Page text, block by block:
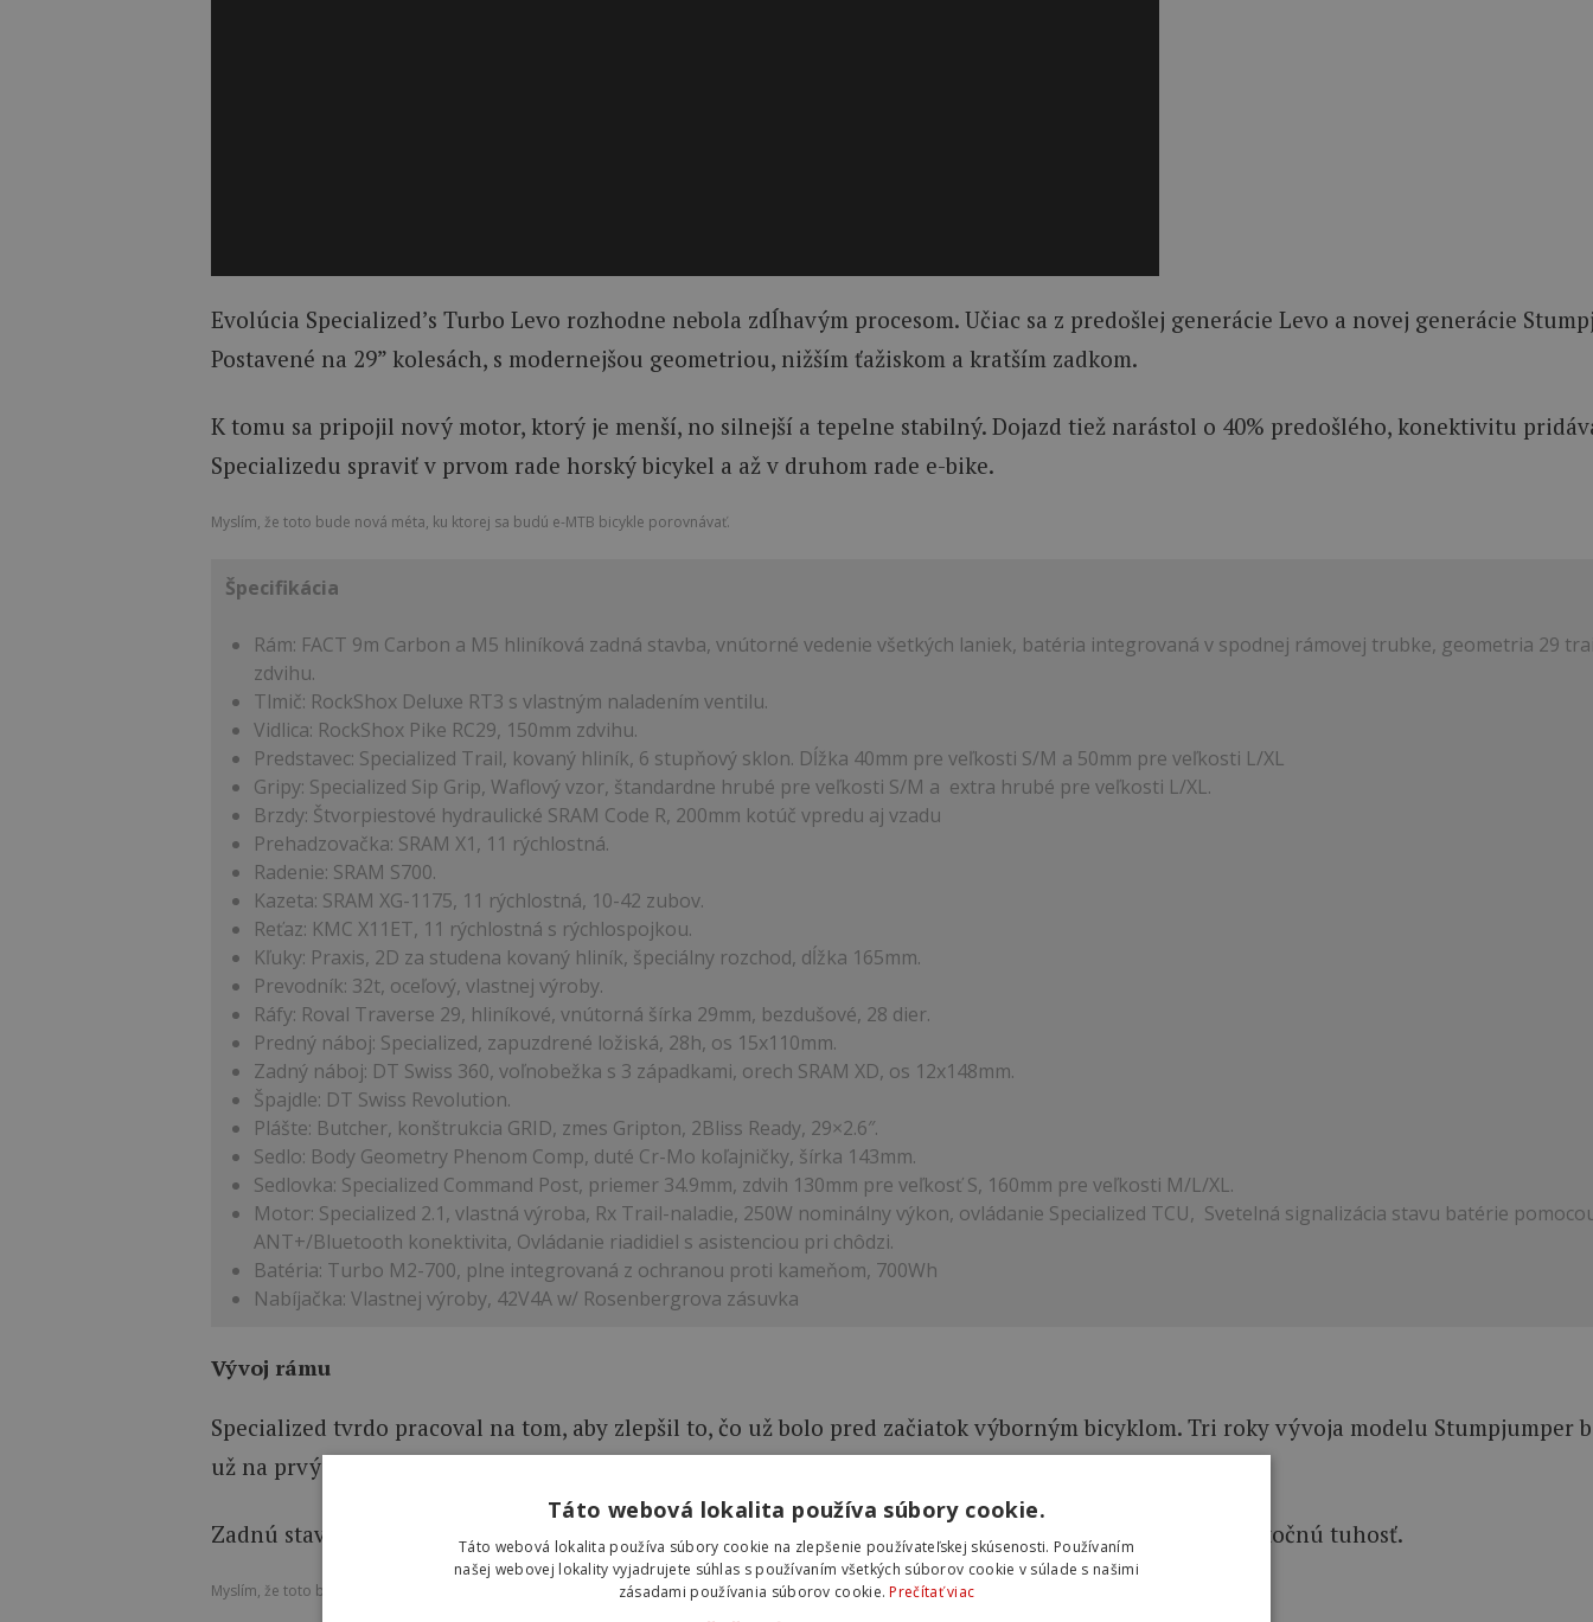
Evolúcia Specialized’s Turbo Levo rozhodne nebola zdĺhavým procesom. Učiac sa z predošlej generácie Levo a novej generácie
Postavené na 29” kolesách, s modernejšou geometriou, nižším ťažiskom a kratším zadkom.
K tomu sa pripojil nový motor, ktorý je menší, no silnejší a tepelne stabilný. Dojazd tiež narástol o 40% predošlého, konektivitu
Specializedu spraviť v prvom rade horský bicykel a až v druhom rade e-bike.
Myslím, že toto bude nová méta, ku ktorej sa budú e-MTB bicykle porovnávať.
Špecifikácia
Rám: FACT 9m Carbon a M5 hliníková zadná stavba, vnútorné vedenie všetkých laniek, batéria integrovaná v spodnej rámovej trubke, geometria 29
zdvihu.
Tlmič: RockShox Deluxe RT3 s vlastným naladením ventilu.
Vidlica: RockShox Pike RC29, 150mm zdvihu.
Predstavec: Specialized Trail, kovaný hliník, 6 stupňový sklon. Dĺžka 40mm pre veľkosti S/M a 50mm pre veľkosti L/XL
Gripy: Specialized Sip Grip, Waflový vzor, štandardne hrubé pre veľkosti S/M a extra hrubé pre veľkosti L/XL.
Brzdy: Štvorpiestové hydraulické SRAM Code R, 200mm kotúč vpredu aj vzadu
Prehadzovačka: SRAM X1, 11 rýchlostná.
Radenie: SRAM S700.
Kazeta: SRAM XG-1175, 11 rýchlostná, 10-42 zubov.
Reťaz: KMC X11ET, 11 rýchlostná s rýchlospojkou.
Kľuky: Praxis, 2D za studena kovaný hliník, špeciálny rozchod, dĺžka 165mm.
Prevodník: 32t, oceľový, vlastnej výroby.
Ráfy: Roval Traverse 29, hliníkové, vnútorná šírka 29mm, bezdušové, 28 dier.
Predný náboj: Specialized, zapuzdrené ložiská, 28h, os 15x110mm.
Zadný náboj: DT Swiss 360, voľnobežka s 3 západkami, orech SRAM XD, os 12x148mm.
Špajdle: DT Swiss Revolution.
Plášte: Butcher, konštrukcia GRID, zmes Gripton, 2Bliss Ready, 29×2.6″.
Sedlo: Body Geometry Phenom Comp, duté Cr-Mo koľajničky, šírka 143mm.
Sedlovka: Specialized Command Post, priemer 34.9mm, zdvih 130mm pre veľkosť S, 160mm pre veľkosti M/L/XL.
Motor: Specialized 2.1, vlastná výroba, Rx Trail-naladie, 250W nominálny výkon, ovládanie Specialized TCU, Svetelná signalizácia stavu batérie
ANT+/Bluetooth konektivita, Ovládanie riadidiel s asistenciou pri chôdzi.
Batéria: Turbo M2-700, plne integrovaná z ochranou proti kameňom, 700Wh
Nabíjačka: Vlastnej výroby, 42V4A w/ Rosenbergrova zásuvka
Vývoj rámu
Specialized tvrdo pracoval na tom, aby zlepšil to, čo už bolo pred začiatok výborným bicyklom. Tri roky vývoja modelu Stumpjumper
už na prvý pohľad. Asymetrické spojenie sedlovej a vrchnej trubky je najvýraznejšou indíciou.
Zadnú stavbu teraz spája mostík medzi sedlovými vzperami, ktorý vedie poza sedlovú trubku pre dodatočnú tuhosť.
Myslím, že toto bude nová méta, ku ktorej sa budú e-MTB bicykle porovnávať.
Táto webová lokalita používa súbory cookie.
Táto webová lokalita používa súbory cookie na zlepšenie používateľskej skúsenosti. Používaním
našej webovej lokality vyjadrujete súhlas s používaním všetkých súborov cookie v súlade s našimi
zásadami používania súborov cookie.Prečítať viac